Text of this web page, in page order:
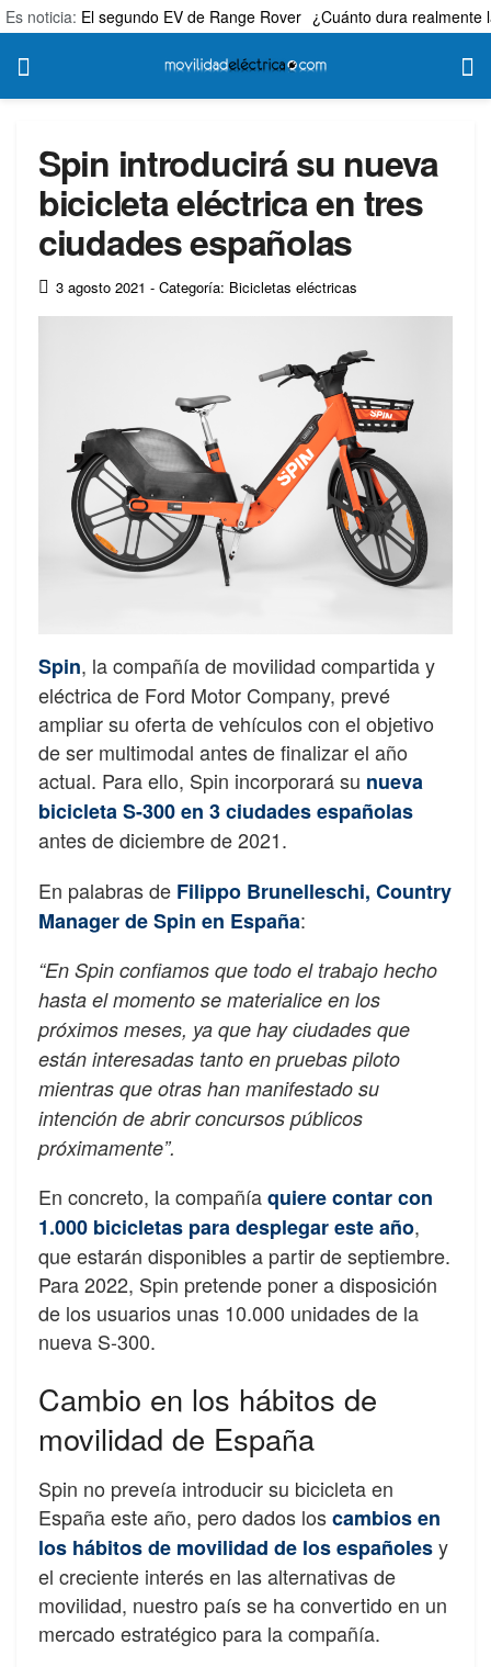
Es noticia: El segundo EV de Range Rover ¿Cuánto dura realmente
Spin introducirá su nueva
bicicleta eléctrica en tres
ciudades españolas
3 agosto 2021 - Categoría: Bicicletas eléctricas
Spin, la compañía de movilidad compartida y
eléctrica de Ford Motor Company, prevé
ampliar su oferta de vehículos con el objetivo
de ser multimodal antes de finalizar el año
actual. Para ello, Spin incorporará su nueva
bicicleta S-300 en 3 ciudades españolas
antes de diciembre de 2021.
En palabras de Filippo Brunelleschi, Country
Manager de Spin en España:
“En Spin confiamos que todo el trabajo hecho
hasta el momento se materialice en los
próximos meses, ya que hay ciudades que
están interesadas tanto en pruebas piloto
mientras que otras han manifestado su
intención de abrir concursos públicos
próximamente”.
En concreto, la compañíaquiere contar con
1.000 bicicletas para desplegar este año,
que estarán disponibles a partir de septiembre.
Para 2022, Spin pretende poner a disposición
de los usuarios unas 10.000 unidades de la
nueva S-300.
Cambio en los hábitos de
movilidad de España
Spin no preveía introducir su bicicleta en
España este año, pero dados loscambios en
los hábitos de movilidad de los españolesy
el creciente interés en las alternativas de
movilidad, nuestro país se ha convertido en un
mercado estratégico para la compañía.